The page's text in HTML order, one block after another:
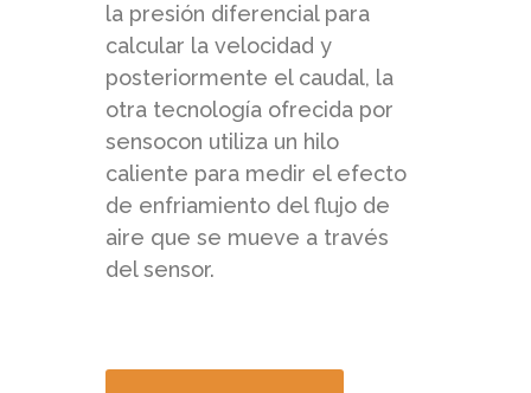
la presión diferencial para
calcular la velocidad y
posteriormente el caudal, la
otra tecnología ofrecida por
sensocon utiliza un hilo
caliente para medir el efecto
de enfriamiento del flujo de
aire que se mueve a través
del sensor.